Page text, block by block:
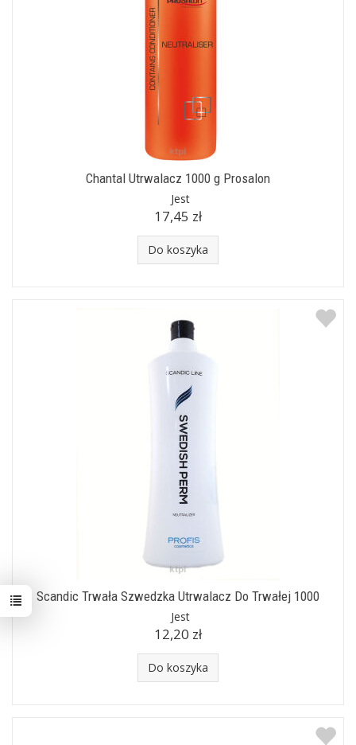
Chantal Utrwalacz 1000 g Prosalon
Jest
17,45 zł
Do koszyka
Scandic Trwała Szwedzka Utrwalacz Do Trwałej 1000
Jest
12,20 zł
Do koszyka